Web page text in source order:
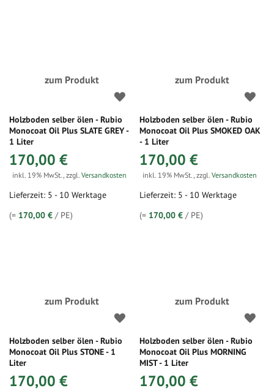
zum Produkt
Holzboden selber ölen - Rubio
Monocoat Oil Plus SLATE GREY -
1 Liter
170,00 €
inkl. 19% MwSt., zzgl. Versandkosten
Lieferzeit: 5 - 10 Werktage
(= 170,00 € / PE)
zum Produkt
Holzboden selber ölen - Rubio
Monocoat Oil Plus SMOKED OAK
- 1 Liter
170,00 €
inkl. 19% MwSt.,zzgl.Versandkosten
Lieferzeit: 5 - 10 Werktage
(= 170,00 € / PE)
zum Produkt
Holzboden selber ölen - Rubio
Monocoat Oil Plus STONE - 1
Liter
170,00 €
zum Produkt
Holzboden selber ölen - Rubio
Monocoat Oil Plus MORNING
MIST - 1 Liter
170,00 €